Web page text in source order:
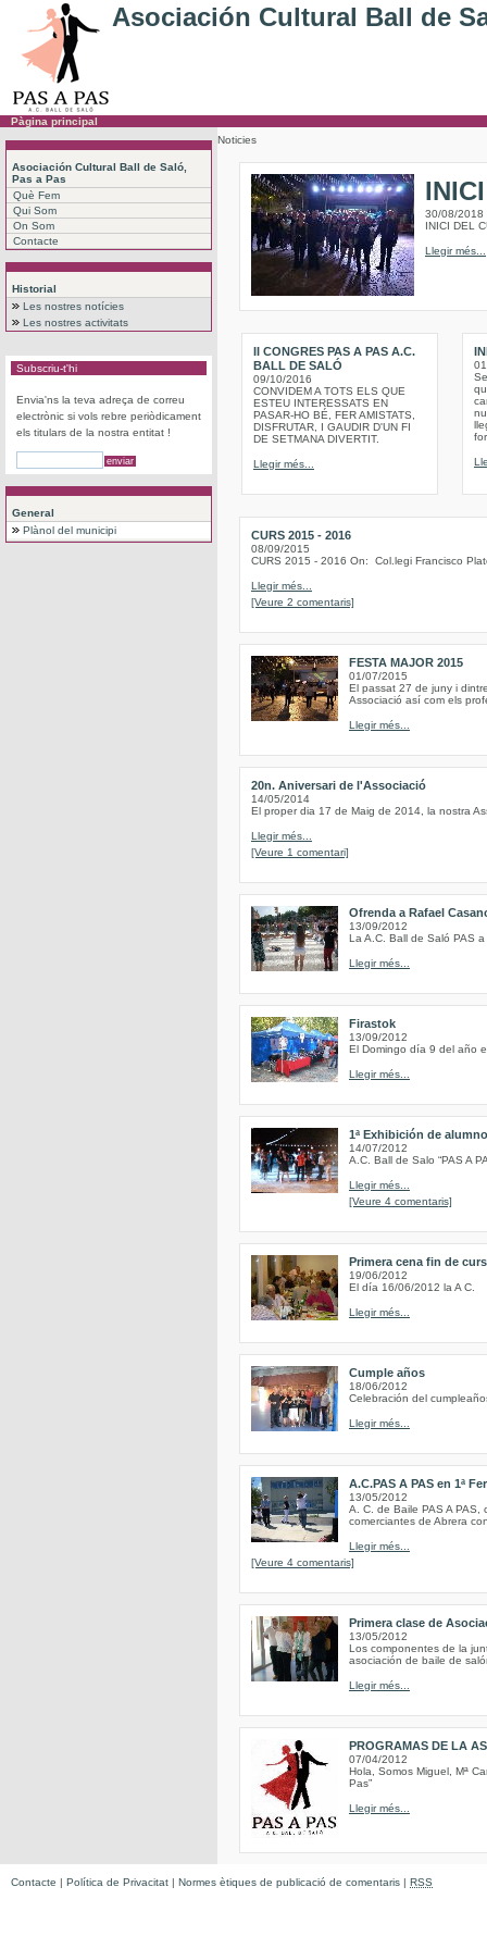
Asociación Cultural Ball de
Pàgina principal
Asociación Cultural Ball de Saló,
Pas a Pas
Què Fem
Qui Som
On Som
Contacte
Historial
Les nostres notícies
Les nostres activitats
Subscriu-t'hi
Envia'ns la teva adreça de correu
electrònic si vols rebre periòdicament
els titulars de la nostra entitat !
General
Plànol del municipi
Noticies
30/08/2018
INICI DEL
Llegir més...
II CONGRES PAS A PAS A.C.
BALL DE SALÓ
09/10/2016
CONVIDEM A TOTS ELS QUE
ESTEU INTERESSATS EN
PASAR-HO BÉ, FER AMISTATS,
DISFRUTAR, I GAUDIR D'UN FI
DE SETMANA DIVERTIT.
Llegir més...
CURS 2015 - 2016
08/09/2015
CURS 2015 - 2016 On: Col.legi Francisco
Llegir més...
[Veure 2 comentaris]
FESTA MAJOR 2015
01/07/2015
El passat 27 de juny i
Associació así com els
Llegir més...
20n. Aniversari de l'Associació
14/05/2014
El proper dia 17 de Maig de 2014, la nostra
Llegir més...
[Veure 1 comentari]
Ofrenda a Rafael
13/09/2012
La A.C. Ball de Saló PAS
Llegir més...
Firastok
13/09/2012
El Domingo día 9 del año
Llegir més...
1ª Exhibición de
14/07/2012
A.C. Ball de Salo “PAS A
Llegir més...
[Veure 4 comentaris]
Primera cena fin de
19/06/2012
El día 16/06/2012 la A C.
Llegir més...
Cumple años
18/06/2012
Celebración del
Llegir més...
A.C.PAS A PAS en 1ª
13/05/2012
A. C. de Baile PAS A
comerciantes de Abrera
Llegir més...
[Veure 4 comentaris]
Primera clase de
13/05/2012
Los componentes de la
asociación de baile de
Llegir més...
PROGRAMAS DE LA
07/04/2012
Hola, Somos Miguel, Mª
Pas”
Llegir més...
Contacte | Política de Privacitat | Normes ètiques de publicació de comentaris | RSS